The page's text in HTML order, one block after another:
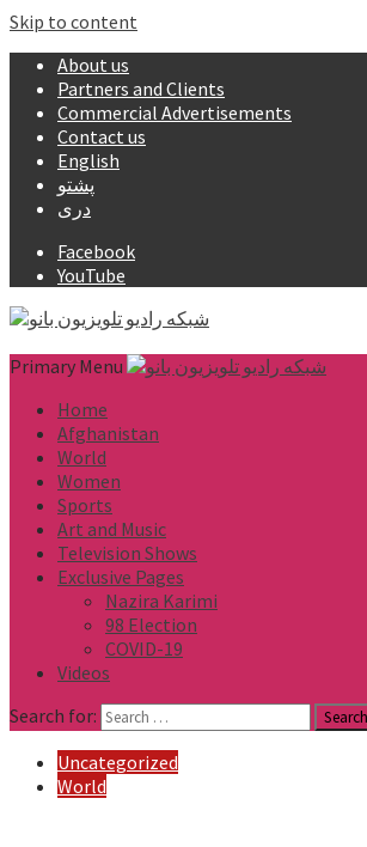
Skip to content
About us
Partners and Clients
Commercial Advertisements
Contact us
English
پشتو
دری
Facebook
YouTube
Primary Menu
Home
Afghanistan
World
Women
Sports
Art and Music
Television Shows
Exclusive Pages
Nazira Karimi
98 Election
COVID-19
Videos
Search for:
Uncategorized
World